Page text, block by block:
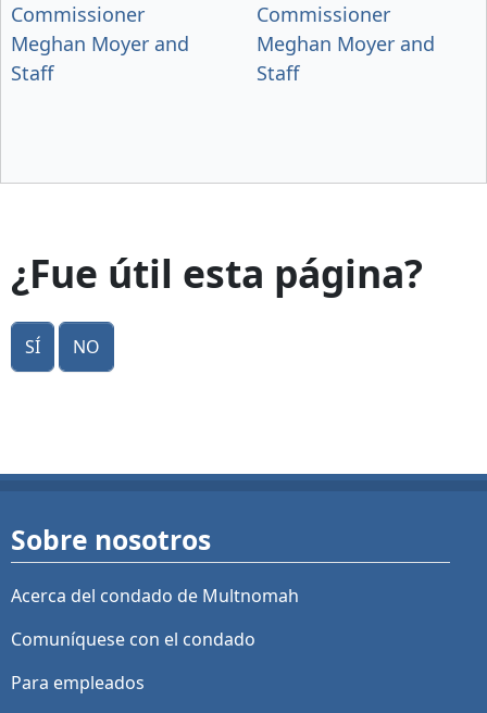
Commissioner
Meghan Moyer and
Staff
Commissioner
Meghan Moyer and
Staff
¿Fue útil esta página?
Sí No
Sobre nosotros
Acerca del condado de Multnomah
Comuníquese con el condado
Para empleados